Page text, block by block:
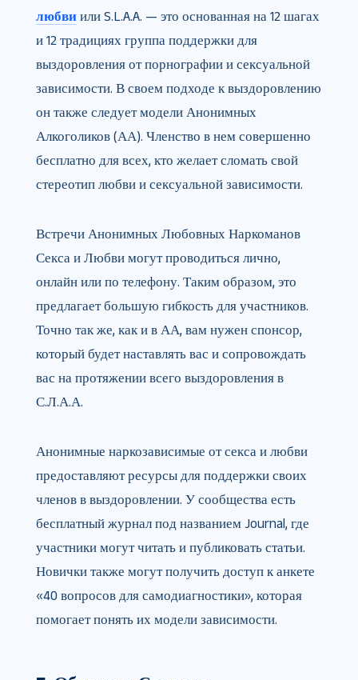
любвиили S.L.A.A. — это основанная на 12 шагах
и 12 традициях группа поддержки для
выздоровления от порнографии и сексуальной
зависимости. В своем подходе к выздоровлению
он также следует модели Анонимных
Алкоголиков (АА). Членство в нем совершенно
бесплатно для всех, кто желает сломать свой
стереотип любви и сексуальной зависимости.
Встречи Анонимных Любовных Наркоманов
Секса и Любви могут проводиться лично,
онлайн или по телефону. Таким образом, это
предлагает большую гибкость для участников.
Точно так же, как и в АА, вам нужен спонсор,
который будет наставлять вас и сопровождать
вас на протяжении всего выздоровления в
С.Л.А.А.
Анонимные наркозависимые от секса и любви
предоставляют ресурсы для поддержки своих
членов в выздоровлении. У сообщества есть
бесплатный журнал под названием Journal, где
участники могут читать и публиковать статьи.
Новички также могут получить доступ к анкете
«40 вопросов для самодиагностики», которая
помогает понять их модели зависимости.